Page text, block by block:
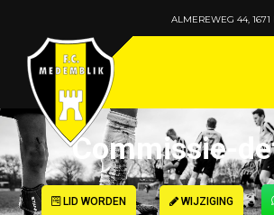
inhoud
ALMEREWEG 44,
LID WORDEN
Commissie-
WIJZIGING